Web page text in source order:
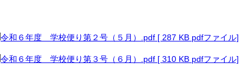
令和６年度 学校便り第２号（５月）.pdf [ 287 KB pdfファイル]
令和６年度 学校便り第３号（６月）.pdf [ 310 KB pdfファイル]